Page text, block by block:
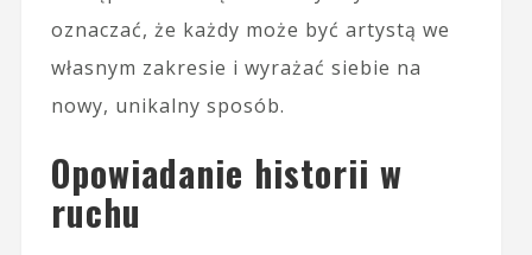
oznaczać, że każdy może być artystą we
własnym zakresie i wyrażać siebie na
nowy, unikalny sposób.
Opowiadanie historii w
ruchu